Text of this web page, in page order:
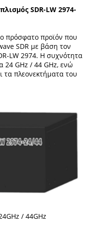
SDR-LW 2974-
πρόσφατο προϊόν που
SDR με βάση τον
LW 2974. Η συχνότητα
24 GHz / 44 GHz, ενώ
τα πλεονεκτήματα του
/ 44GHz